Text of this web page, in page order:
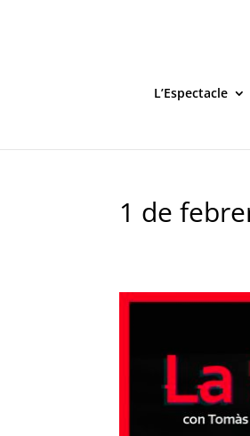
L’Espectacle
1 de